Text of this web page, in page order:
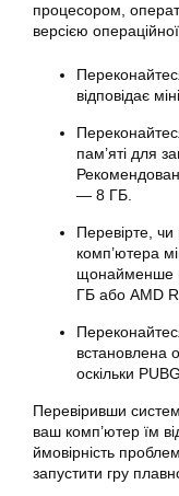
процесором,
версією
відповідає
пам’яті для
— 8 ГБ.
Перевірте, чи
комп’ютера
щонайменше
ГБ або AMD
встановлена
оскільки
Перевіривши
ваш комп’ютер їм
ймовірність
запустити гру